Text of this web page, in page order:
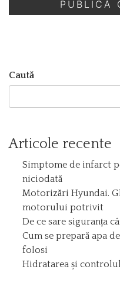
Caută
Articole recente
Simptome de infarct
niciodată
Motorizări Hyundai.
motorului potrivit
De ce sare siguranța
Cum se prepară apa
folosi
Hidratarea și